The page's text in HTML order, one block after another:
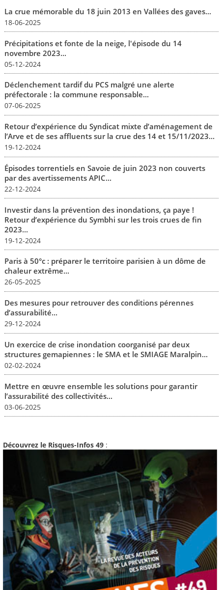
La crue mémorable du 18 juin 2013 en Vallées des gaves...
18-06-2025
Précipitations et fonte de la neige, l'épisode du 14
novembre 2023...
05-12-2024
Déclenchement tardif du PCS malgré une alerte
préfectorale : la commune responsable...
07-06-2025
Retour d’expérience du Syndicat mixte d’aménagement de
l’Arve et de ses affluents sur la crue des 14 et 15/11/2023...
19-12-2024
Épisodes torrentiels en Savoie de juin 2023 non couverts
par des avertissements APIC...
22-12-2024
Investir dans la prévention des inondations, ça paye !
Retour d’expérience du Symbhi sur les trois crues de fin
2023...
19-12-2024
Paris à 50°c : préparer le territoire parisien à un dôme de
chaleur extrême...
26-05-2025
Des mesures pour retrouver des conditions pérennes
d’assurabilité...
29-12-2024
Un exercice de crise inondation coorganisé par deux
structures gemapiennes : le SMA et le SMIAGE Maralpin...
02-02-2024
Mettre en œuvre ensemble les solutions pour garantir
l’assurabilité des collectivités...
03-06-2025
Découvrez le Risques-Infos 49 :